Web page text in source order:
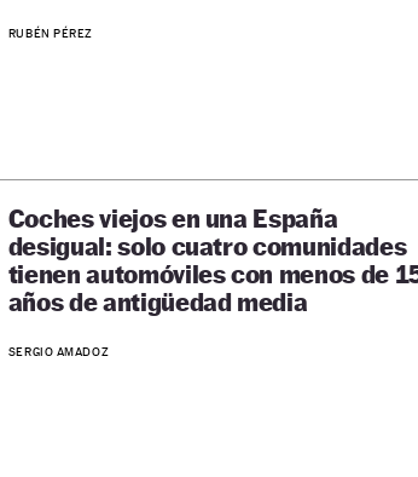
RUBÉN PÉREZ
Coches viejos en una España
desigual: solo cuatro comunidades
tienen automóviles con menos de
años de antigüedad media
SERGIO AMADOZ